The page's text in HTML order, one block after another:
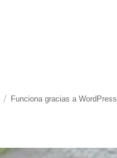
Funciona gracias a WordPress